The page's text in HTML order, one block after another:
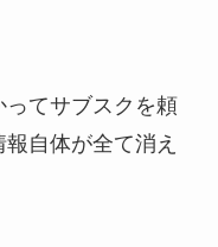
ってサブスクを頼
自体が全て消え